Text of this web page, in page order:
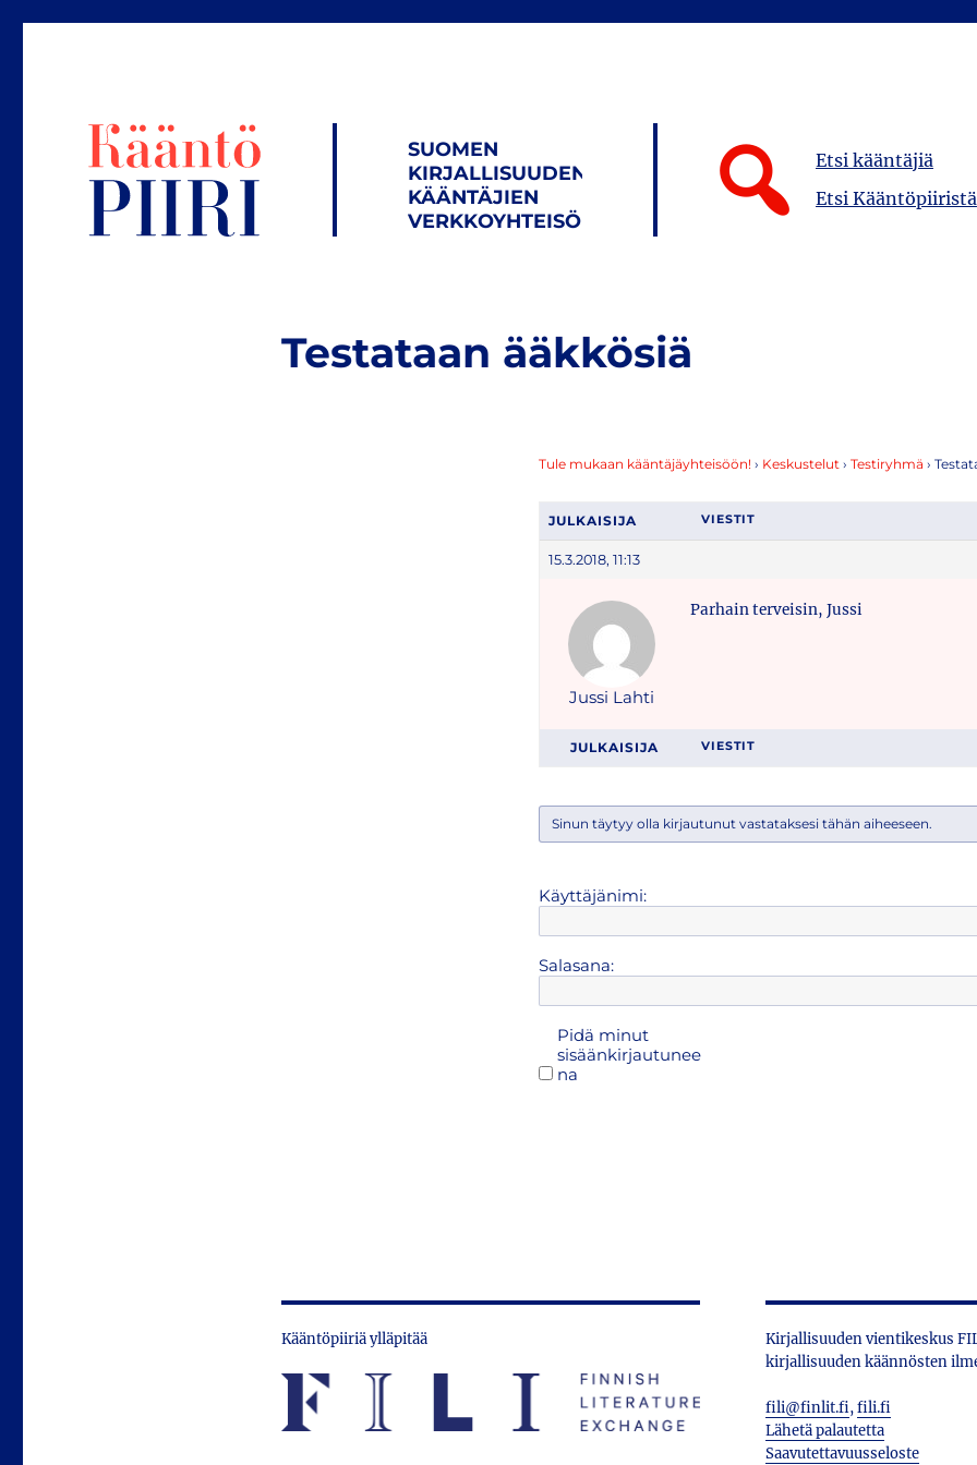
SUOMEN
KIRJALLISUUDEN
KÄÄNTÄJIEN
VERKKOYHTEISÖ
Etsi kääntäjiä
Etsi Kääntöpiiristä
Testataan ääkkösiä
Tule mukaan kääntäjäyhteisöön! › Keskustelut › Testiryhmä ›
JULKAISIJA VIESTIT
15.3.2018, 11:13
Jussi Lahti
Parhain terveisin, Jussi
JULKAISIJA VIESTIT
Sinun täytyy olla kirjautunut vastataksesi tähän aiheeseen.
Käyttäjänimi:
Salasana:
Pidä minut
sisäänkirjautunee
na
Kääntöpiiriä ylläpitää
Kirjallisuuden vientikeskus
kirjallisuuden käännösten
fili@finlit.fi,fili.fi
Lähetä palautetta
Saavutettavuusseloste